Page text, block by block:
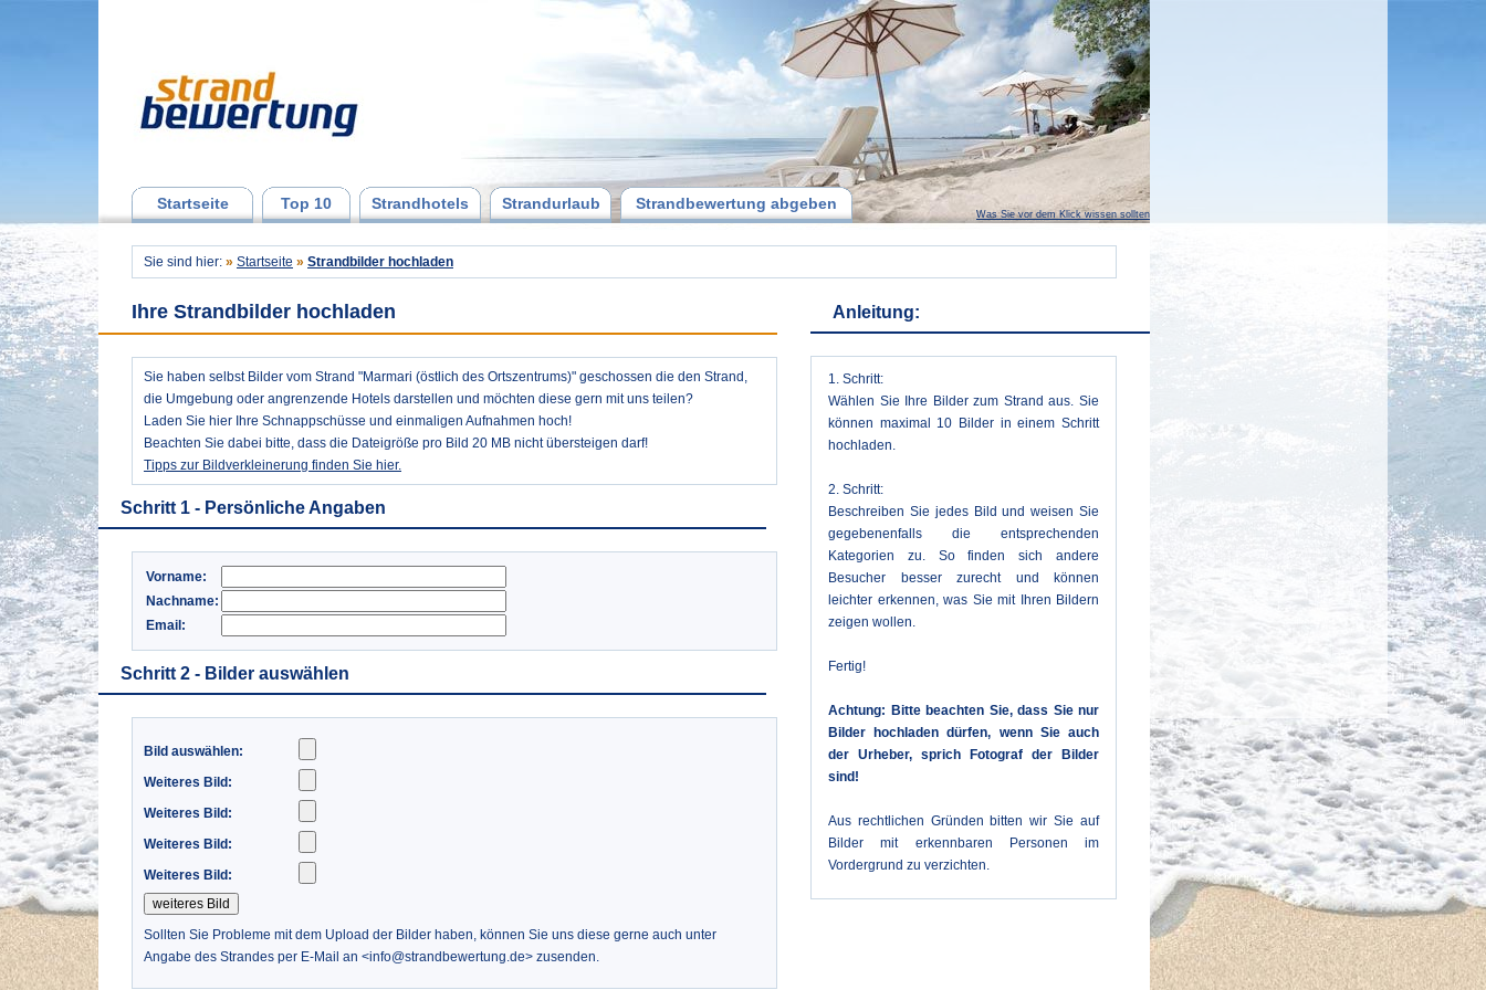
Startseite Top 10 Strandhotels Strandurlaub Strandbewertung abgeben
Was Sie vor dem Klick wissen sollten
Sie sind hier: » Startseite » Strandbilder hochladen
Ihre Strandbilder hochladen
Sie haben selbst Bilder vom Strand "Marmari (östlich des Ortszentrums)" geschossen die den Strand,
die Umgebung oder angrenzende Hotels darstellen und möchten diese gern mit uns teilen?
Laden Sie hier Ihre Schnappschüsse und einmaligen Aufnahmen hoch!
Beachten Sie dabei bitte, dass die Dateigröße pro Bild 20 MB nicht übersteigen darf!
Tipps zur Bildverkleinerung finden Sie hier.
Schritt 1 - Persönliche Angaben
Vorname:
Nachname:
Email:
Schritt 2 - Bilder auswählen
Bild auswählen:
Weiteres Bild:
Weiteres Bild:
Weiteres Bild:
Weiteres Bild:
Sollten Sie Probleme mit dem Upload der Bilder haben, können Sie uns diese gerne auch unter
Angabe des Strandes per E-Mail an <info@strandbewertung.de> zusenden.
Anleitung:
1. Schritt:
Wählen Sie Ihre Bilder zum Strand aus. Sie
können maximal 10 Bilder in einem Schritt
hochladen.
2. Schritt:
Beschreiben Sie jedes Bild und weisen Sie
gegebenenfalls die entsprechenden
Kategorien zu. So finden sich andere
Besucher besser zurecht und können
leichter erkennen, was Sie mit Ihren Bildern
zeigen wollen.
Fertig!
Achtung: Bitte beachten Sie, dass Sie nur
Bilder hochladen dürfen, wenn Sie auch
der Urheber, sprich Fotograf der Bilder
sind!
Aus rechtlichen Gründen bitten wir Sie auf
Bilder mit erkennbaren Personen im
Vordergrund zu verzichten.